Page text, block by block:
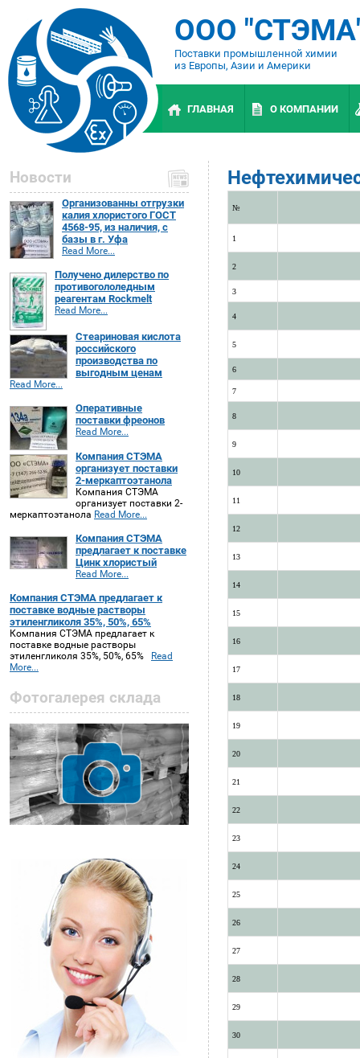
ООО
Поставки промышленной химии
из Европы, Азии и Америки
ГЛАВНАЯ О КОМПАНИИ
Новости
Организованны отгрузки
калия хлористого ГОСТ
4568-95, из наличия, с
базы в г. Уфа
Read More...
Получено дилерство по
противогололедным
реагентам Rockmelt
Read More...
Стеариновая кислота
российского
производства по
выгодным ценам
Read More...
Оперативные
поставки фреонов
Read More...
Компания СТЭМА
организует поставки
2-меркаптоэтанола
Компания СТЭМА
организует поставки 2-
меркаптоэтанола Read More...
Компания СТЭМА
предлагает к поставке
Цинк хлористый
Read More...
Компания СТЭМА предлагает к
поставке водные растворы
этиленгликоля 35%, 50%, 65%
Компания СТЭМА предлагает к
поставке водные растворы
этиленгликоля 35%, 50%, 65%
Read
More...
Фотогалерея склада
№
1
2
3
4
5
6
7
8
9
10
11
12
13
14
15
16
17
18
19
20
21
22
23
24
25
26
27
28
29
30